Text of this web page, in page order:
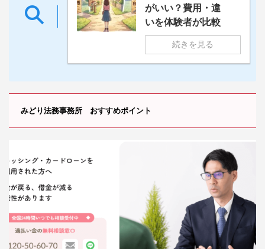
がいい？費用・違
いを体験者が比較
続きを見る
みどり法務事務所 おすすめポイント